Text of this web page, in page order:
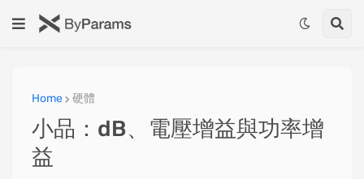
Home 硬體
小品：dB、電壓增益與功率增
益